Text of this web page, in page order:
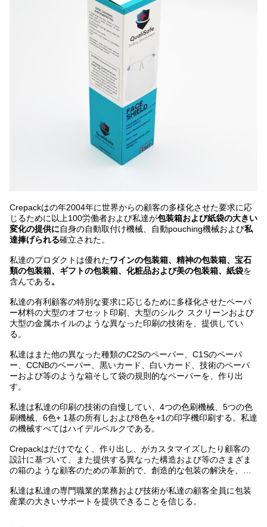
Crepackはの年2004年に世界からの顧客の多様化させた要求に応
じるために以上100労働者および私達が包装箱および紙袋の大きい
変化の提供に自身の自動取付け機械、自動pouching機械および私
達捧げられる確立された。
私達のプロダクトは優れたワインの包装箱、精神の包装箱、宝石
類の包装箱、ギフトの包装箱、化粧品および美の包装箱、紙袋を
含んである。
私達の有利顧客の特別な要求に応じるために多様化させたペーパ
ー材料の大型のオフセット印刷、大型のシルク スクリーンおよび
大型の金属ホイルのような異なった印刷の技術を、提供してい
る。
私達はまた他の異なった種類のC2Sのペーパー、C1Sのペーパ
ー、CCNBのペーパー、黒いカード、白いカード、技術のペーパ
ーおよび等のような箱そして袋の規則的なペーパーを、作り出
す。
私達は私達の印刷の技術の自慢してい、4つの色刷機械、5つの色
刷機械、6色+ 1基の所有しおよび8色を+1の印字機印刷する。私達
の機械すべてはハイデルベルクである。
Crepackはだけでなく、作り出し、がカスタマイズしたり顧客の
設計に基づいて、また提供する異なった構造および等のさまざま
の箱のような顧客のための革新的で、創造的な包装の解決を、…
私達は私達の専門職業的業務および技術が私達の顧客全員に包装
産業の大きいサポートを提供できることを信じる。